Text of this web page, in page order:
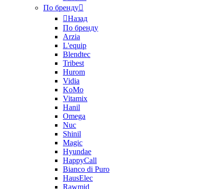
По бренду
Назад
По бренду
Arzia
L'equip
Blendtec
Tribest
Hurom
Vidia
KoMo
Vitamix
Hanil
Omega
Nuc
Shinil
Magic
Hyundae
HappyCall
Bianco di Puro
HausElec
Rawmid